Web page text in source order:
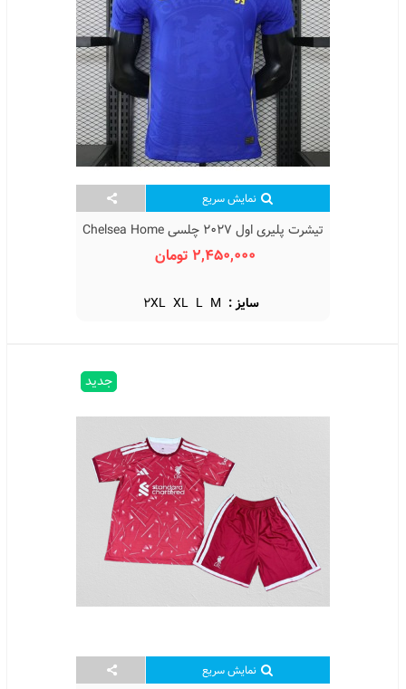
نمایش سریع
تیشرت پلیری اول 2027 چلسی Chelsea Home
Kit 2027
2,450,000 تومان
سایز : M
L
XL
2XL
جدید
نمایش سریع